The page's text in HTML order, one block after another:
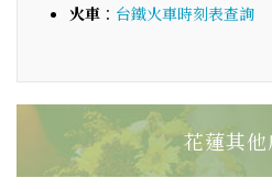
火車 ： 台鐵火車時刻表查詢
花蓮其他